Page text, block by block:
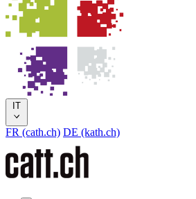
IT
FR (cath.ch) DE (kath.ch)